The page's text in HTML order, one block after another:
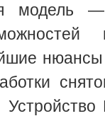
модель —